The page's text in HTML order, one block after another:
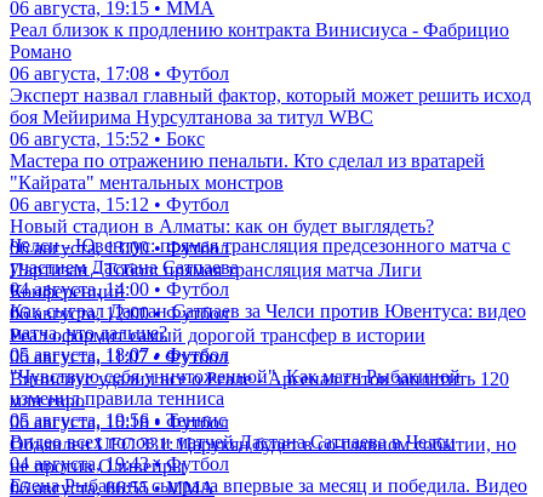
06 августа, 19:15 • ММА
Реал близок к продлению контракта Винисиуса - Фабрицио
Романо
06 августа, 17:08 • Футбол
Эксперт назвал главный фактор, который может решить исход
боя Мейирима Нурсултанова за титул WBC
06 августа, 15:52 • Бокс
Мастера по отражению пенальти. Кто сделал из вратарей
"Кайрата" ментальных монстров
06 августа, 15:12 • Футбол
Новый стадион в Алматы: как он будет выглядеть?
06 августа, 13:00 • Футбол
Партизан - Тобол: прямая трансляция матча Лиги
Конференций
06 августа, 12:00 • Футбол
Реал оформит самый дорогой трансфер в истории
06 августа, 11:07 • Футбол
Винисиус удалил все о Реале - Арсенал готов заплатить 120
млн евро
06 августа, 10:18 • Футбол
Объявлен UFC 331: Царукян будет в со-главном событии, но
не против Оливейры
06 августа, 06:55 • ММА
Челси - Ювентус: прямая трансляция предсезонного матча с
участием Дастана Сатпаева
04 августа, 14:00 • Футбол
Как сыграл Дастан Сатпаев за Челси против Ювентуса: видео
матча, что дальше?
05 августа, 18:07 • Футбол
"Чувствую себя уничтоженной". Как матч Рыбакиной
изменил правила тенниса
05 августа, 19:56 • Теннис
Видео всех голов и матчей Дастана Сатпаева в Челси
04 августа, 19:43 • Футбол
Елена Рыбакина сыграла впервые за месяц и победила. Видео